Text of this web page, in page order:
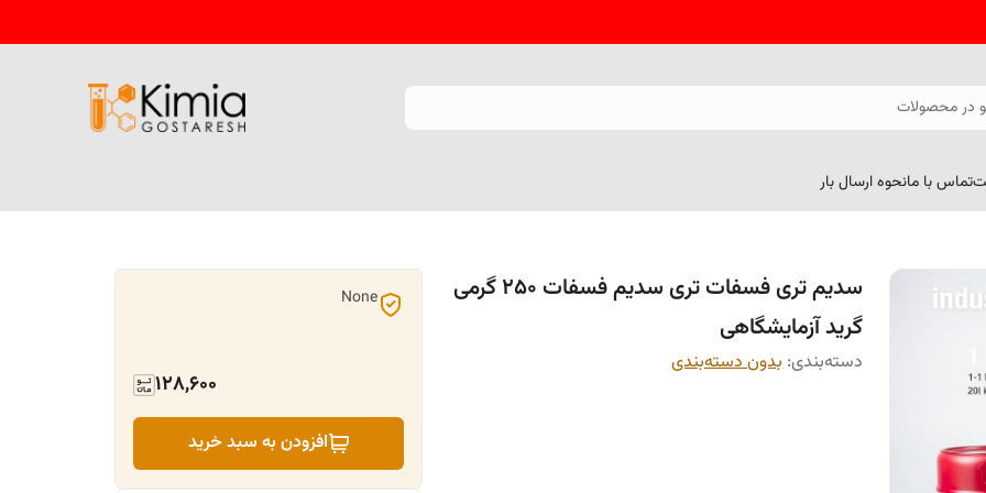
در محصولات
تماس با مانحوه ارسال بار
سدیم تری فسفات تری سدیم فسفات 250 گرمی
گرید آزمایشگاهی
دسته‌بندی:بدون دسته‌بندی
None
128,600
افزودن به سبد خرید